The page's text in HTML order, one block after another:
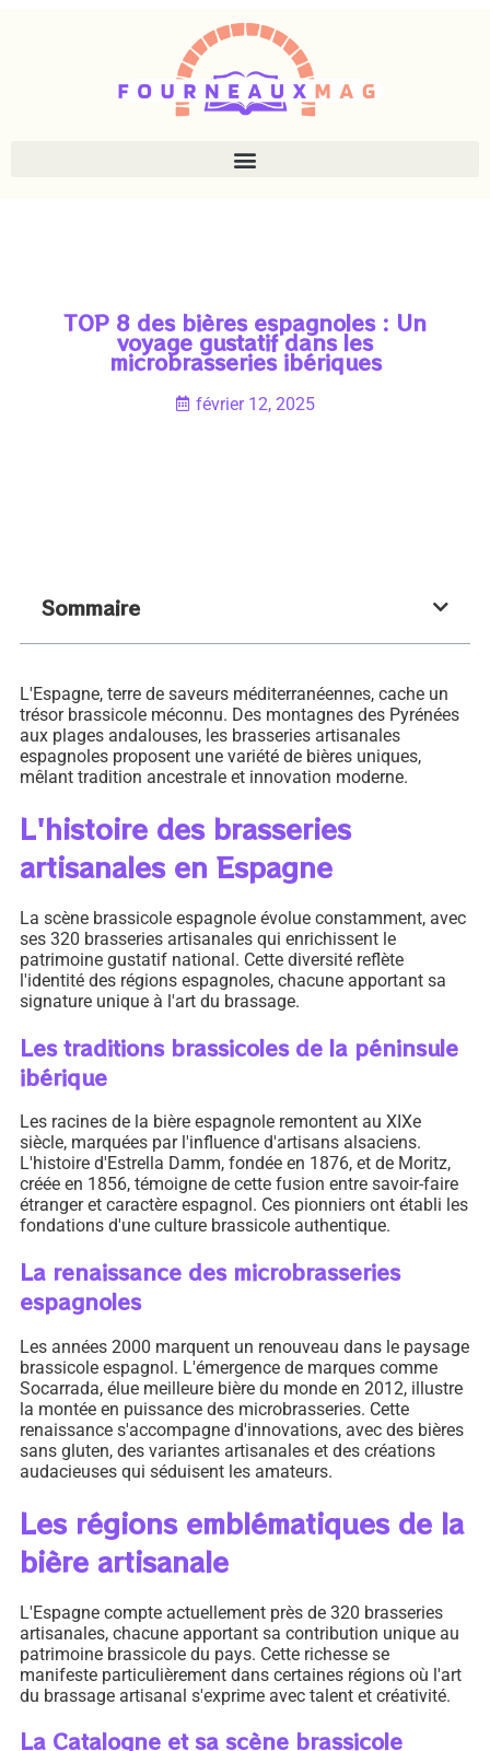
TOP 8 des bières espagnoles : Un
voyage gustatif dans les
microbrasseries ibériques
février 12, 2025
Sommaire
L'Espagne, terre de saveurs méditerranéennes, cache un
trésor brassicole méconnu. Des montagnes des Pyrénées
aux plages andalouses, les brasseries artisanales
espagnoles proposent une variété de bières uniques,
mêlant tradition ancestrale et innovation moderne.
L'histoire des brasseries
artisanales en Espagne
La scène brassicole espagnole évolue constamment, avec
ses 320 brasseries artisanales qui enrichissent le
patrimoine gustatif national. Cette diversité reflète
l'identité des régions espagnoles, chacune apportant sa
signature unique à l'art du brassage.
Les traditions brassicoles de la péninsule
ibérique
Les racines de la bière espagnole remontent au XIXe
siècle, marquées par l'influence d'artisans alsaciens.
L'histoire d'Estrella Damm, fondée en 1876, et de Moritz,
créée en 1856, témoigne de cette fusion entre savoir-faire
étranger et caractère espagnol. Ces pionniers ont établi les
fondations d'une culture brassicole authentique.
La renaissance des microbrasseries
espagnoles
Les années 2000 marquent un renouveau dans le paysage
brassicole espagnol. L'émergence de marques comme
Socarrada, élue meilleure bière du monde en 2012, illustre
la montée en puissance des microbrasseries. Cette
renaissance s'accompagne d'innovations, avec des bières
sans gluten, des variantes artisanales et des créations
audacieuses qui séduisent les amateurs.
Les régions emblématiques de la
bière artisanale
L'Espagne compte actuellement près de 320 brasseries
artisanales, chacune apportant sa contribution unique au
patrimoine brassicole du pays. Cette richesse se
manifeste particulièrement dans certaines régions où l'art
du brassage artisanal s'exprime avec talent et créativité.
La Catalogne et sa scène brassicole